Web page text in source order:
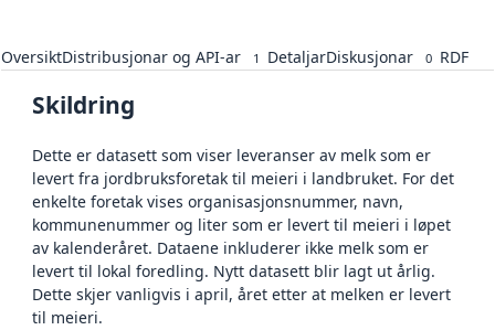
OversiktDistribusjonar og API-ar 1 DetaljarDiskusjonar 0 RDF
Skildring
Dette er datasett som viser leveranser av melk som er
levert fra jordbruksforetak til meieri i landbruket. For det
enkelte foretak vises organisasjonsnummer, navn,
kommunenummer og liter som er levert til meieri i løpet
av kalenderåret. Dataene inkluderer ikke melk som er
levert til lokal foredling. Nytt datasett blir lagt ut årlig.
Dette skjer vanligvis i april, året etter at melken er levert
til meieri.